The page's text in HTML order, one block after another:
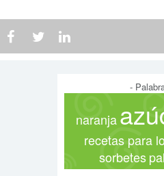
-
naranja
recetas para
sorbetes